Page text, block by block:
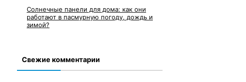
Солнечные панели для дома: как они
работают в пасмурную погоду, дождь и
зимой?
Свежие комментарии